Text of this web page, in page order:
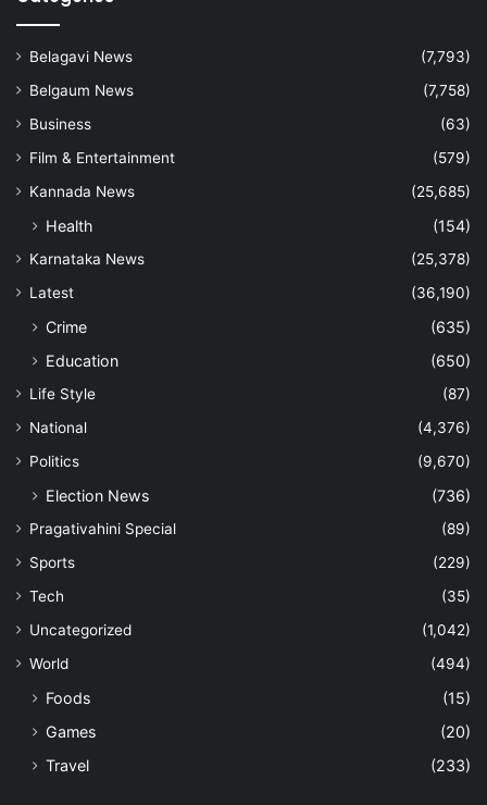
Belagavi News
(7,793)
Belgaum News
(7,758)
Business
(63)
Film & Entertainment
(579)
Kannada News
(25,685)
Health (154)
Karnataka News
(25,378)
Latest
(36,190)
Crime
(635)
Education
(650)
Life Style
(87)
National
(4,376)
Politics
(9,670)
Election News (736)
Pragativahini Special
(89)
Sports
(229)
Tech
(35)
Uncategorized
(1,042)
World
(494)
Foods
(15)
Games
(20)
Travel
(233)